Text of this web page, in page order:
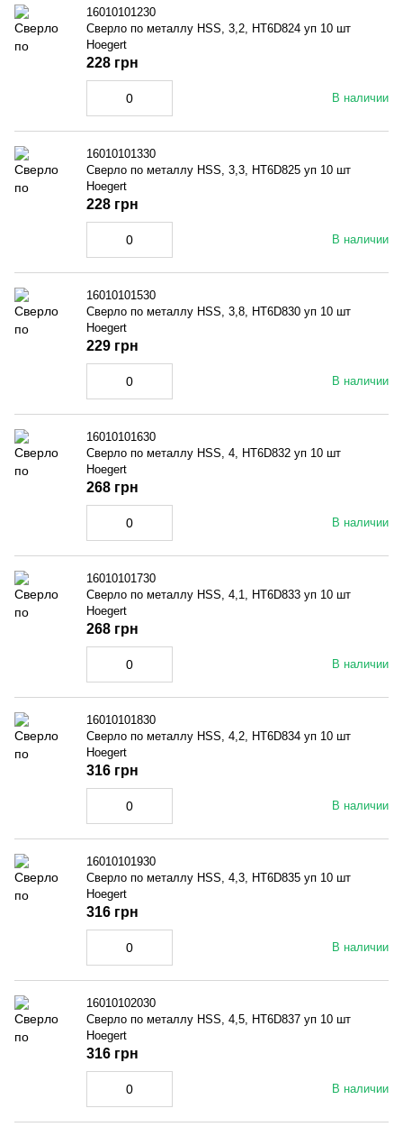
16010101230
Сверло по металлу HSS, 3,2, HT6D824 уп 10 шт
Hoegert
В наличии
228 грн
16010101330
Сверло по металлу HSS, 3,3, HT6D825 уп 10 шт
Hoegert
В наличии
228 грн
16010101530
Сверло по металлу HSS, 3,8, HT6D830 уп 10 шт
Hoegert
В наличии
229 грн
16010101630
Сверло по металлу HSS, 4, HT6D832 уп 10 шт
Hoegert
В наличии
268 грн
16010101730
Сверло по металлу HSS, 4,1, HT6D833 уп 10 шт
Hoegert
В наличии
268 грн
16010101830
Сверло по металлу HSS, 4,2, HT6D834 уп 10 шт
Hoegert
В наличии
316 грн
16010101930
Сверло по металлу HSS, 4,3, HT6D835 уп 10 шт
Hoegert
В наличии
316 грн
16010102030
Сверло по металлу HSS, 4,5, HT6D837 уп 10 шт
Hoegert
В наличии
316 грн